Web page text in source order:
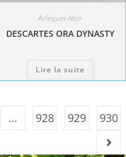
Arlequin-Noir
DESCARTES ORA DYNASTY
Lire la suite
… 928 929 930